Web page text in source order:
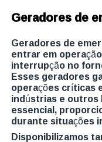
Geradores de
Geradores de
entrar em
interrupção no
Esses geradores
operações críticas
indústrias e outros
essencial,
durante situações
Disponibilizamos